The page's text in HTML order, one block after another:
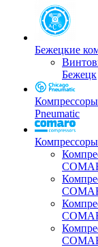
Бежецкие
Бежецк
Pneumatic